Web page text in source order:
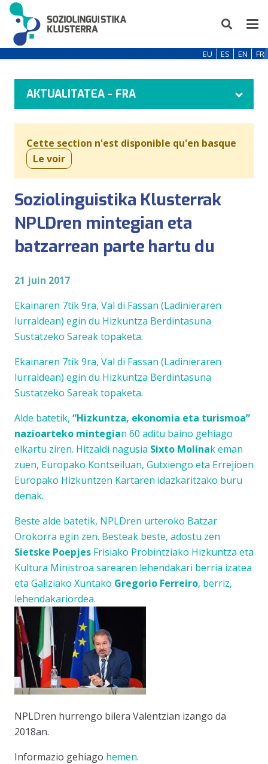
EU ES EN FR
AKTUALITATEA - FRA
Cette section n'est disponible qu'en basque
Le voir
Soziolinguistika Klusterrak
NPLDren mintegian eta
batzarrean parte hartu du
21 juin 2017
Ekainaren 7tik 9ra, Val di Fassan (Ladinieraren
lurraldean) egin du Hizkuntza Berdintasuna
Sustatzeko Sareak topaketa.
Ekainaren 7tik 9ra, Val di Fassan (Ladinieraren
lurraldean) egin du Hizkuntza Berdintasuna
Sustatzeko Sareak topaketa.
Alde batetik, “Hizkuntza, ekonomia eta turismoa”
nazioarteko mintegian 60 aditu baino gehiago
elkartu ziren. Hitzaldi nagusia Sixto Molinak eman
zuen, Europako Kontseiluan, Gutxiengo eta Errejioen
Europako Hizkuntzen Kartaren idazkaritzako buru
denak.
Beste alde batetik, NPLDren urteroko Batzar
Orokorra egin zen. Besteak beste, adostu zen
Sietske Poepjes Frisiako Probintziako Hizkuntza eta
Kultura Ministroa sarearen lehendakari berria izatea
eta Galiziako Xuntako Gregorio Ferreiro, berriz,
lehendakariordea.
NPLDren hurrengo bilera Valentzian izango da
2018an.
Informazio gehiago hemen.